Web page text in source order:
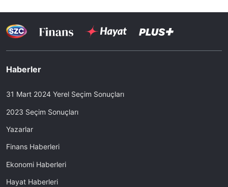
Haberler
31 Mart 2024 Yerel Seçim Sonuçları
2023 Seçim Sonuçları
Yazarlar
Finans Haberleri
Ekonomi Haberleri
Hayat Haberleri